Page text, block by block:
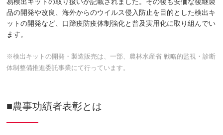
品の開発や改良、海外からのウイルス侵入防止を目的とした検出キ
ットの開発など、口蹄疫防疫体制強化と普及実用化に取り組んでい
ます。
※検出キットの開発・製造販売は、一部、農林水産省 戦略的監視・診断
体制整備推進委託事業にて行っています。
■農事功績者表彰とは